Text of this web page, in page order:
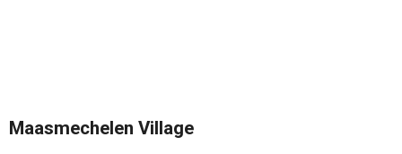
Maasmechelen Village